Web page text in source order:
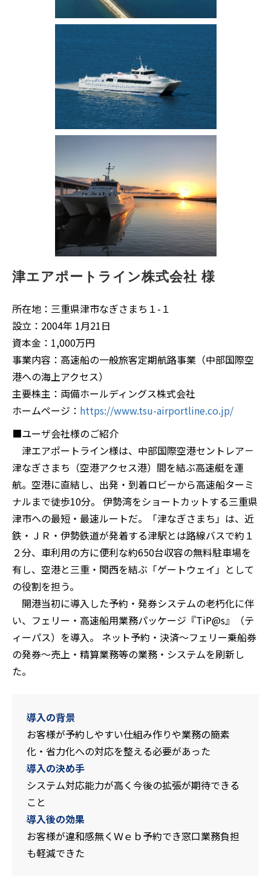
津エアポートライン株式会社 様
所在地：三重県津市なぎさまち１-１
設立：2004年 1月21日
資本金：1,000万円
事業内容：高速船の一般旅客定期航路事業（中部国際空
港への海上アクセス）
主要株主：両備ホールディングス株式会社
ホームページ： https://www.tsu-airportline.co.jp/
■ユーザ会社様のご紹介
津エアポートライン様は、中部国際空港セントレア－
津なぎさまち（空港アクセス港）間を結ぶ高速艇を運
航。空港に直結し、出発・到着ロビーから高速船ターミ
ナルまで徒歩10分。 伊勢湾をショートカットする三重県
津市への最短・最速ルートだ。「津なぎさまち」は、近
鉄・ＪＲ・伊勢鉄道が発着する津駅とは路線バスで約１
２分、車利用の方に便利な約650台収容の無料駐車場を
有し、空港と三重・関西を結ぶ「ゲートウェイ」として
の役割を担う。
開港当初に導入した予約・発券システムの老朽化に伴
い、フェリー・高速船用業務パッケージ『TiP@s』（テ
ィーパス）を導入。 ネット予約・決済～フェリー乗船券
の発券～売上・精算業務等の業務・システムを刷新し
た。
導入の背景
お客様が予約しやすい仕組み作りや業務の簡素
化・省力化への対応を整える必要があった
導入の決め手
システム対応能力が高く今後の拡張が期待できる
こと
導入後の効果
お客様が違和感無くＷｅｂ予約でき窓口業務負担
も軽減できた